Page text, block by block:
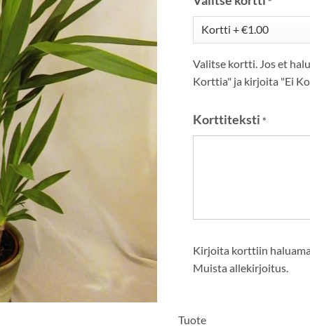
Valitse kortti. Jos et
Korttia" ja kirjoita "Ei
Korttiteksti *
Kirjoita korttiin
Muista allekirjoitus.
Tuote